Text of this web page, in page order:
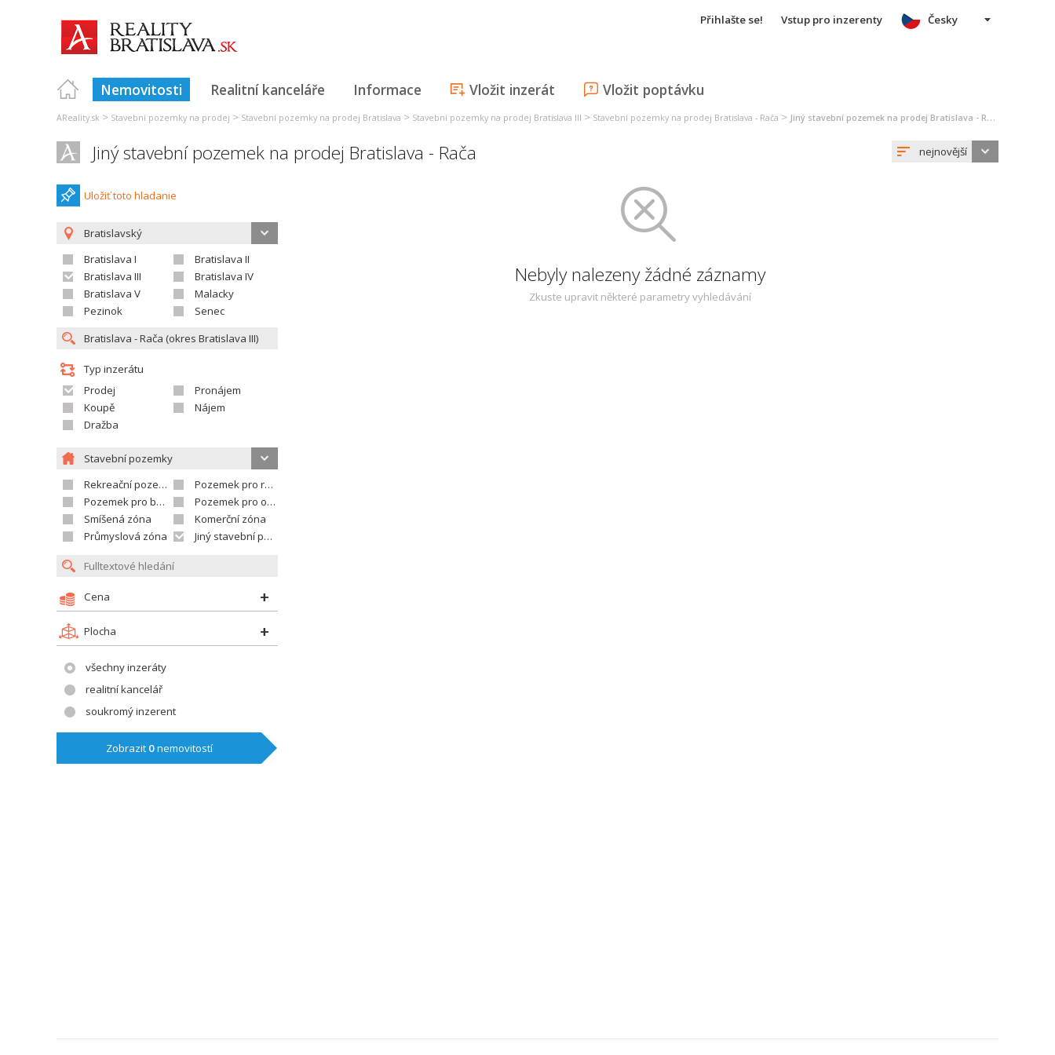
Přihlašte se! Vstup pro inzerenty
Nemovitosti Realitní kanceláře Informace Vložit inzerát Vložit poptávku
Česky
AReality.sk > Stavební pozemky na prodej > Stavební pozemky na prodej Bratislava > Stavební pozemky na prodej Bratislava III > Stavební pozemky na prodej Bratislava - Rača > Jiný stavební pozemek na prodej Bratislava - Rača
Jiný stavební pozemek na prodej Bratislava - Rača nejnovější
Uložiť toto hladanie
Bratislavský
Bratislava I
Bratislava II
Bratislava III
Bratislava IV
Bratislava V
Malacky
Pezinok
Senec
Typ inzerátu
Prodej
Pronájem
Koupě
Nájem
Dražba
Stavební pozemky
Rekreační pozemek
Pozemek pro rodinné domy
Pozemek pro bytovou výstavbu
Pozemek pro občanskou vybavenost
Smíšená zóna
Komerční zóna
Průmyslová zóna
Jiný stavební pozemek
Cena
Plocha
všechny inzeráty
realitní kancelář
soukromý inzerent
Zobrazit 0nemovitostí
Nebyly nalezeny žádné záznamy
Zkuste upravit některé parametry vyhledávání